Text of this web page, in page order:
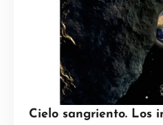
Cielo sangriento. Los